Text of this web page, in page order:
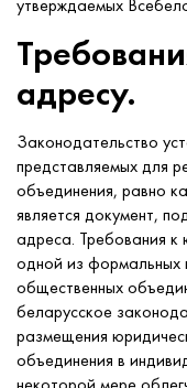
утверждаемых
адресу.
Законодательство
представляемых для
объединения, равно
является документ,
адреса. Требования к
одной из формальных
общественных
беларусское
размещения
объединения в